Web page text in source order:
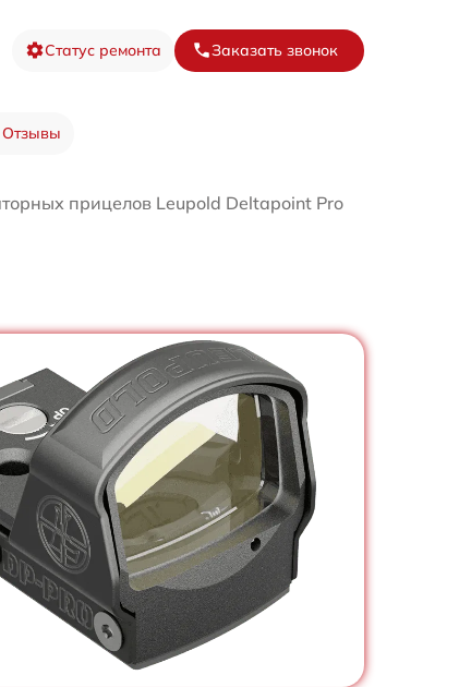
Статус ремонта Заказать звонок
Отзывы
прицелов Leupold Deltapoint Pro